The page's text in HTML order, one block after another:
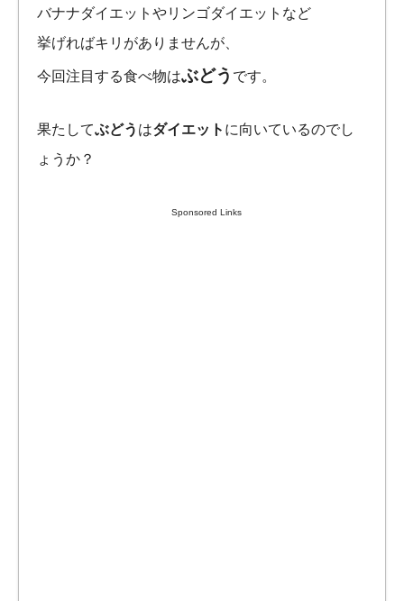
バナナダイエットやリンゴダイエットなど
挙げればキリがありませんが、
今回注目する食べ物はぶどう です。
果たしてぶどう はダイエット に向いているのでし
ょうか？
Sponsored Links